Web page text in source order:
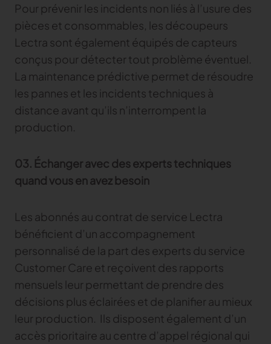
Pour prévenir les incidents non liés à l’usure des
pièces et consommables, les découpeurs
Lectra sont également équipés de capteurs
conçus pour détecter tout problème éventuel.
La maintenance prédictive permet de résoudre
les pannes et les incidents techniques à
distance avant qu’ils n’interrompent la
production.
03. Échanger avec des experts techniques
quand vous en avez besoin
Les abonnés au contrat de service Lectra
bénéficient d’un accompagnement
personnalisé de la part des experts du service
Customer Care et reçoivent des rapports
mensuels leur permettant de prendre des
décisions plus éclairées et de planifier au mieux
leur production. Ils disposent également d’un
accès prioritaire au centre d’appel régional qui